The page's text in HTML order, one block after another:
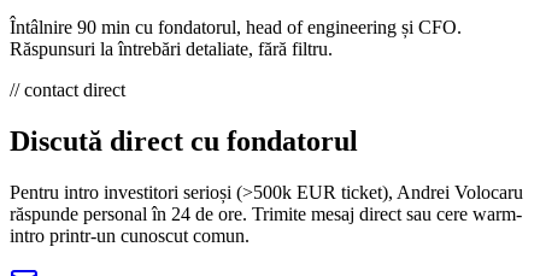
Întâlnire 90 min cu fondatorul, head of engineering și CFO.
Răspunsuri la întrebări detaliate, fără filtru.
// contact direct
Discută direct cu fondatorul
Pentru intro investitori serioși (>500k EUR ticket), Andrei Volocaru
răspunde personal în 24 de ore. Trimite mesaj direct sau cere warm-
intro printr-un cunoscut comun.